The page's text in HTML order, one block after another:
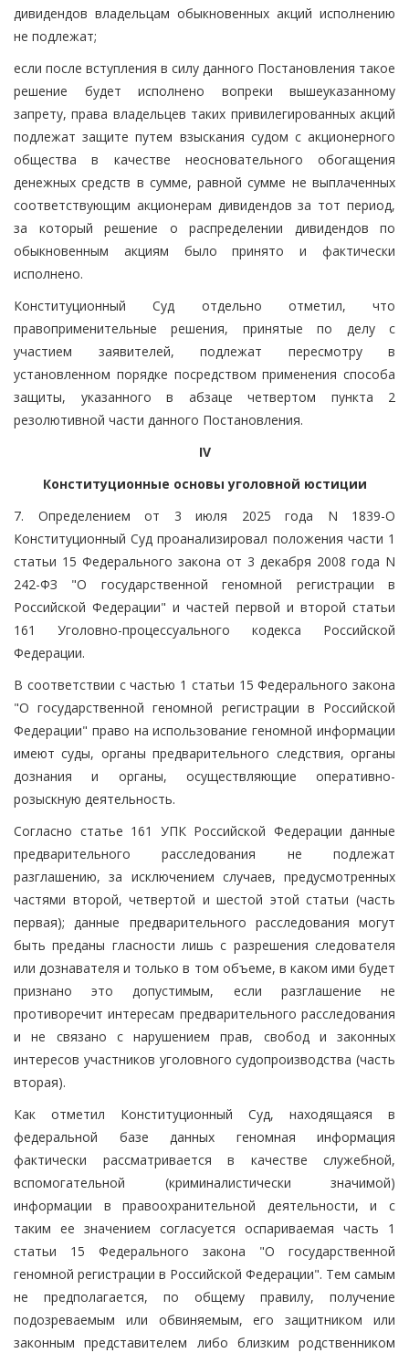
дивидендов владельцам обыкновенных акций исполнению
не подлежат;
если после вступления в силу данного Постановления такое
решение будет исполнено вопреки вышеуказанному
запрету, права владельцев таких привилегированных акций
подлежат защите путем взыскания судом с акционерного
общества в качестве неосновательного обогащения
денежных средств в сумме, равной сумме не выплаченных
соответствующим акционерам дивидендов за тот период,
за который решение о распределении дивидендов по
обыкновенным акциям было принято и фактически
исполнено.
Конституционный Суд отдельно отметил, что
правоприменительные решения, принятые по делу с
участием заявителей, подлежат пересмотру в
установленном порядке посредством применения способа
защиты, указанного в абзаце четвертом пункта 2
резолютивной части данного Постановления.
IV
Конституционные основы уголовной юстиции
7. Определением от 3 июля 2025 года N 1839-О
Конституционный Суд проанализировал положения части 1
статьи 15 Федерального закона от 3 декабря 2008 года N
242-ФЗ "О государственной геномной регистрации в
Российской Федерации" и частей первой и второй статьи
161 Уголовно-процессуального кодекса Российской
Федерации.
В соответствии с частью 1 статьи 15 Федерального закона
"О государственной геномной регистрации в Российской
Федерации" право на использование геномной информации
имеют суды, органы предварительного следствия, органы
дознания и органы, осуществляющие оперативно-
розыскную деятельность.
Согласно статье 161 УПК Российской Федерации данные
предварительного расследования не подлежат
разглашению, за исключением случаев, предусмотренных
частями второй, четвертой и шестой этой статьи (часть
первая); данные предварительного расследования могут
быть преданы гласности лишь с разрешения следователя
или дознавателя и только в том объеме, в каком ими будет
признано это допустимым, если разглашение не
противоречит интересам предварительного расследования
и не связано с нарушением прав, свобод и законных
интересов участников уголовного судопроизводства (часть
вторая).
Как отметил Конституционный Суд, находящаяся в
федеральной базе данных геномная информация
фактически рассматривается в качестве служебной,
вспомогательной (криминалистически значимой)
информации в правоохранительной деятельности, и с
таким ее значением согласуется оспариваемая часть 1
статьи 15 Федерального закона "О государственной
геномной регистрации в Российской Федерации". Тем самым
не предполагается, по общему правилу, получение
подозреваемым или обвиняемым, его защитником или
законным представителем либо близким родственником